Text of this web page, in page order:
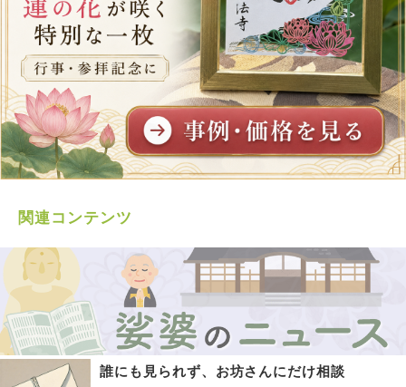
関連コンテンツ
誰にも見られず、お坊さんにだけ相談